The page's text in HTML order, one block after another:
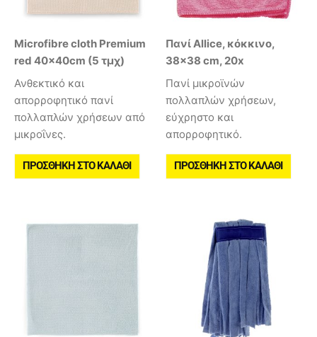
Microfibre cloth Premium
red 40x40cm (5 τμχ)
Ανθεκτικό και
απορροφητικό πανί
πολλαπλών χρήσεων από
μικροΐνες.
ΠΡΟΣΘΉΚΗ ΣΤΟ ΚΑΛΆΘΙ
Πανί Allice, κόκκινο,
38×38 cm, 20x
Πανί μικροϊνών
πολλαπλών χρήσεων,
εύχρηστο και
απορροφητικό.
ΠΡΟΣΘΉΚΗ ΣΤΟ ΚΑΛΆΘΙ